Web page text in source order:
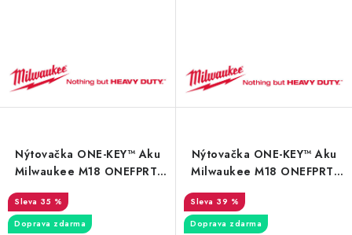
Nýtovačka ONE-KEY™ Aku
Milwaukee M18 ONEFPRT-
35 %
Doprava zdarma
Nýtovačka ONE-KEY™ Aku
Milwaukee M18 ONEFPRT-
39 %
Doprava zdarma